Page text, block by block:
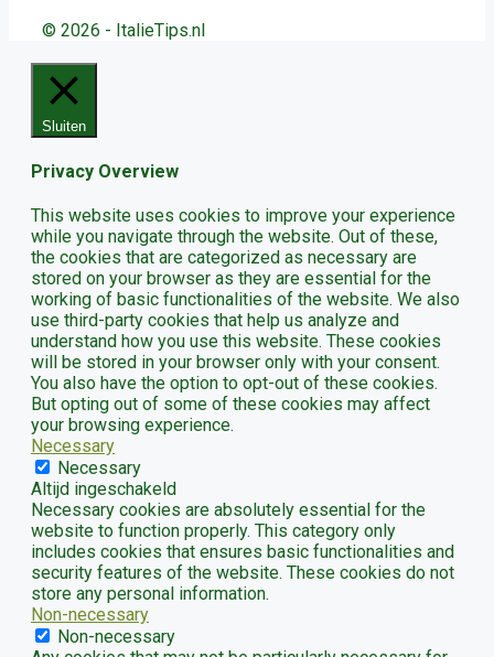
© 2026 - ItalieTips.nl
Sluiten
Privacy Overview
This website uses cookies to improve your experience
while you navigate through the website. Out of these,
the cookies that are categorized as necessary are
stored on your browser as they are essential for the
working of basic functionalities of the website. We also
use third-party cookies that help us analyze and
understand how you use this website. These cookies
will be stored in your browser only with your consent.
You also have the option to opt-out of these cookies.
But opting out of some of these cookies may affect
your browsing experience.
Necessary
Necessary
Altijd ingeschakeld
Necessary cookies are absolutely essential for the
website to function properly. This category only
includes cookies that ensures basic functionalities and
security features of the website. These cookies do not
store any personal information.
Non-necessary
Non-necessary